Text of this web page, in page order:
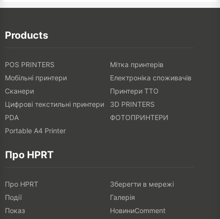
Products
POS PRINTERS
Мітка принтерів
Мобільні принтери
Електроніка споживачів
Сканери
Принтери TTO
Цифрові текстильні принтери
3D PRINTERS
PDA
ФОТОПРИНТЕРИ
Portable A4 Printer
Про HPRT
Про HPRT
Зберегти в мережі
Події
Галерія
Показ
НовиниComment